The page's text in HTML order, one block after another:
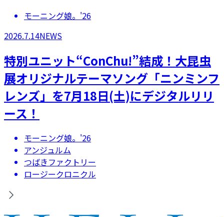
モーニング娘。'26
2026.7.14NEWS
特別ユニット“ConChu!”結成！大昆虫
展オリジナルテーマソング「ニンミンフ
レンズ」を7月18日(土)にデジタルリリ
ース！
モーニング娘。'26
アンジュルム
つばきファクトリー
ロージークロニクル